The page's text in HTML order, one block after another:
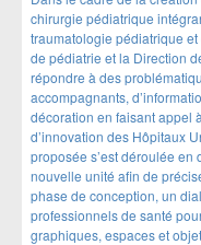
chirurgie pédiatrique
traumatologie pédiatrique
de pédiatrie et la Direction
répondre à des
accompagnants,
décoration en faisant appel
d’innovation des Hôpitaux
proposée s’est déroulée en
nouvelle unité afin de
phase de conception, un
professionnels de santé
graphiques, espaces et